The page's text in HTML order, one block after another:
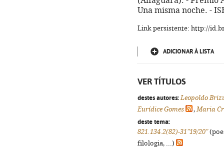
Una misma noche. -
Link persistente: http://
ADICIONAR À LISTA
VER TÍTULOS
destes autores: Leopoldo
Eurídice Gomes
,Maria
deste tema:
821.134.2(82)-31"19/20"
filologia, ...)